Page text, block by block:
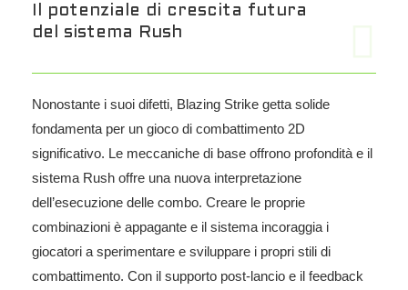
Il potenziale di crescita futura
del sistema Rush
Nonostante i suoi difetti, Blazing Strike getta solide
fondamenta per un gioco di combattimento 2D
significativo. Le meccaniche di base offrono profondità e il
sistema Rush offre una nuova interpretazione
dell’esecuzione delle combo. Creare le proprie
combinazioni è appagante e il sistema incoraggia i
giocatori a sperimentare e sviluppare i propri stili di
combattimento. Con il supporto post-lancio e il feedback